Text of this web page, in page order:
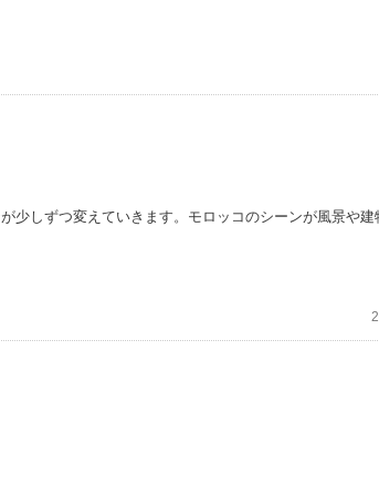
少しずつ変えていきます。モロッコのシーンが風景や